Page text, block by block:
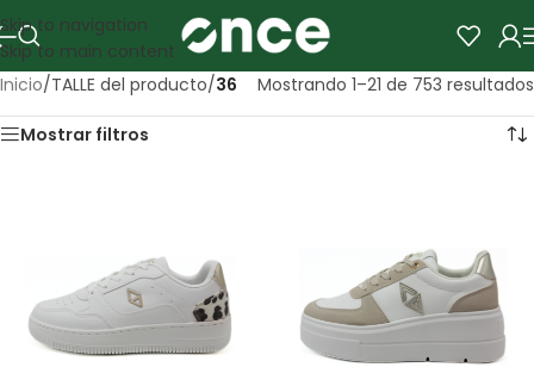
Skip to navigation
Skip to main content
Inicio/TALLE del producto/36 Mostrando 1–21 de 753 resultados
Mostrar filtros